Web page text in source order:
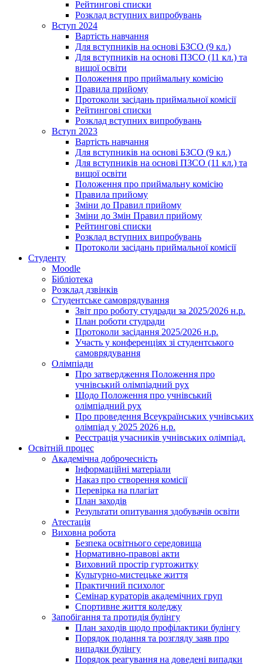
Рейтингові списки
Розклад вступних випробувань
Вступ 2024
Вартість навчання
Для вступників на основі БЗСО (9 кл.)
Для вступників на основі ПЗСО (11 кл.) та
вищої освіти
Положення про приймальну комісію
Правила прийому
Протоколи засідань приймальної комісії
Рейтингові списки
Розклад вступних випробувань
Вступ 2023
Вартість навчання
Для вступників на основі БЗСО (9 кл.)
Для вступників на основі ПЗСО (11 кл.) та
вищої освіти
Положення про приймальну комісію
Правила прийому
Зміни до Правил прийому
Зміни до Змін Правил прийому
Рейтингові списки
Розклад вступних випробувань
Протоколи засідань приймальної комісії
Студенту
Moodle
Бібліотека
Розклад дзвінків
Студентське самоврядування
Звіт про роботу студради за 2025/2026 н.р.
План роботи студради
Протоколи засідання 2025/2026 н.р.
Участь у конференціях зі студентського
самоврядування
Олімпіади
Про затвердження Положення про
учнівський олімпіадний рух
Щодо Положення про учнівський
олімпіадний рух
Про проведення Всеукраїнських учнівських
олімпіад у 2025 2026 н.р.
Реєстрація учасників учнівських олімпіад.
Освітній процес
Академічна доброчесність
Інформаційні матеріали
Наказ про створення комісії
Перевірка на плагіат
План заходів
Результати опитування здобувачів освіти
Атестація
Виховна робота
Безпека освітнього середовища
Нормативно-правові акти
Виховний простір гуртожитку
Культурно-мистецьке життя
Практичний психолог
Семінар кураторів академічних груп
Спортивне життя коледжу
Запобігання та протидія булінгу
План заходів щодо профілактики булінгу
Порядок подання та розгляду заяв про
випадки булінгу
Порядок реагування на доведені випадки